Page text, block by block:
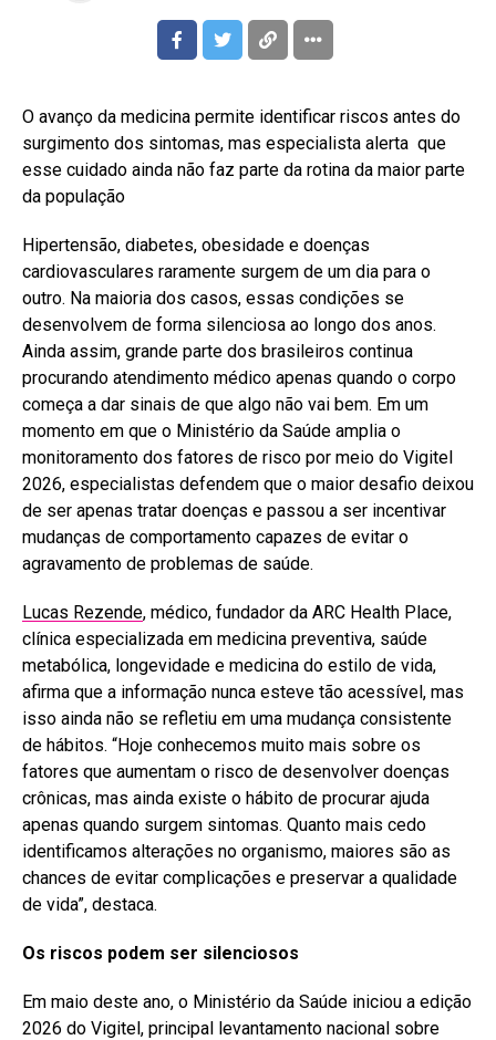
O avanço da medicina permite identificar riscos antes do
surgimento dos sintomas, mas especialista alerta que
esse cuidado ainda não faz parte da rotina da maior parte
da população
Hipertensão, diabetes, obesidade e doenças
cardiovasculares raramente surgem de um dia para o
outro. Na maioria dos casos, essas condições se
desenvolvem de forma silenciosa ao longo dos anos.
Ainda assim, grande parte dos brasileiros continua
procurando atendimento médico apenas quando o corpo
começa a dar sinais de que algo não vai bem. Em um
momento em que o Ministério da Saúde amplia o
monitoramento dos fatores de risco por meio do Vigitel
2026, especialistas defendem que o maior desafio deixou
de ser apenas tratar doenças e passou a ser incentivar
mudanças de comportamento capazes de evitar o
agravamento de problemas de saúde.
Lucas Rezende, médico, fundador da ARC Health Place,
clínica especializada em medicina preventiva, saúde
metabólica, longevidade e medicina do estilo de vida,
afirma que a informação nunca esteve tão acessível, mas
isso ainda não se refletiu em uma mudança consistente
de hábitos. “Hoje conhecemos muito mais sobre os
fatores que aumentam o risco de desenvolver doenças
crônicas, mas ainda existe o hábito de procurar ajuda
apenas quando surgem sintomas. Quanto mais cedo
identificamos alterações no organismo, maiores são as
chances de evitar complicações e preservar a qualidade
de vida”, destaca.
Os riscos podem ser silenciosos
Em maio deste ano, o Ministério da Saúde iniciou a edição
2026 do Vigitel, principal levantamento nacional sobre